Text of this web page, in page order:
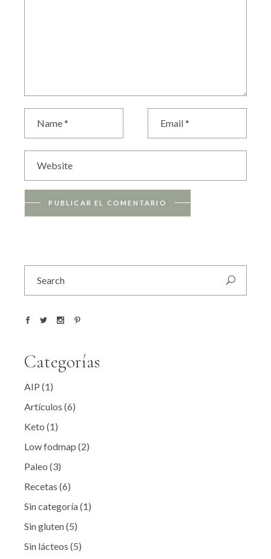
PUBLICAR EL COMENTARIO
Search
for:
Categorías
AIP (1)
Artículos (6)
Keto (1)
Low fodmap (2)
Paleo (3)
Recetas (6)
Sin categoría(1)
Sin gluten(5)
Sin lácteos (5)